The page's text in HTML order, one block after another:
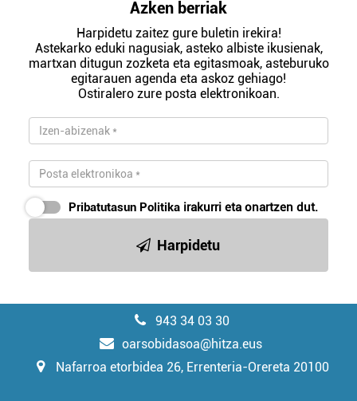
Azken berriak
Harpidetu zaitez gure buletin irekira!
Astekarko eduki nagusiak, asteko albiste ikusienak,
martxan ditugun zozketa eta egitasmoak, asteburuko
egitarauen agenda eta askoz gehiago!
Ostiralero zure posta elektronikoan.
Pribatutasun Politika irakurri eta onartzen dut.
Harpidetu
943 34 03 30
oarsobidasoa@hitza.eus
Nafarroa etorbidea 26, Errenteria-Orereta 20100